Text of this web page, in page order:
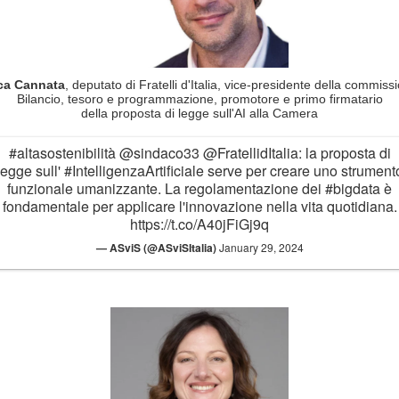
Cannata , deputato di Fratelli d'Italia, vice-presidente della
Bilancio, tesoro e programmazione, promotore e primo firmatario
della proposta di legge sull'AI alla Camera
#altasostenibilità@sindaco33 @FratellidItalia: la proposta di
sull'#IntelligenzaArtificialeserve per creare uno
funzionale umanizzante. La regolamentazione dei #bigdataè
fondamentale per applicare l'innovazione nella vita quotidiana.
https://t.co/A40jFiGj9q
— ASviS (@ASviSItalia)January 29, 2024